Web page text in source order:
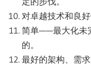
对卓越技术和良
简单——最大化未
的。
最好的架构、需